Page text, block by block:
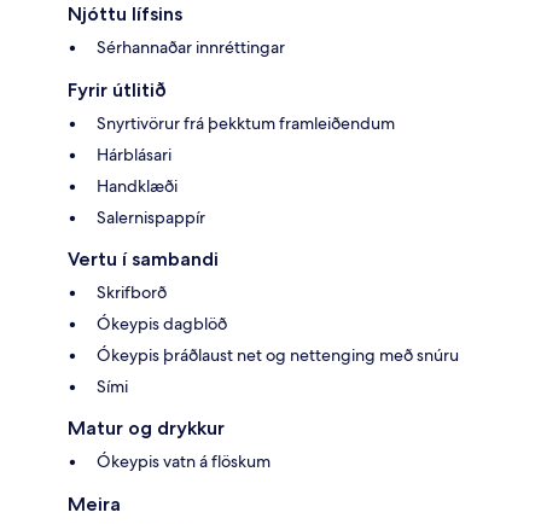
Njóttu lífsins
Sérhannaðar innréttingar
Fyrir útlitið
Snyrtivörur frá þekktum framleiðendum
Hárblásari
Handklæði
Salernispappír
Vertu í sambandi
Skrifborð
Ókeypis dagblöð
Ókeypis þráðlaust net og nettenging með snúru
Sími
Matur og drykkur
Ókeypis vatn á flöskum
Meira